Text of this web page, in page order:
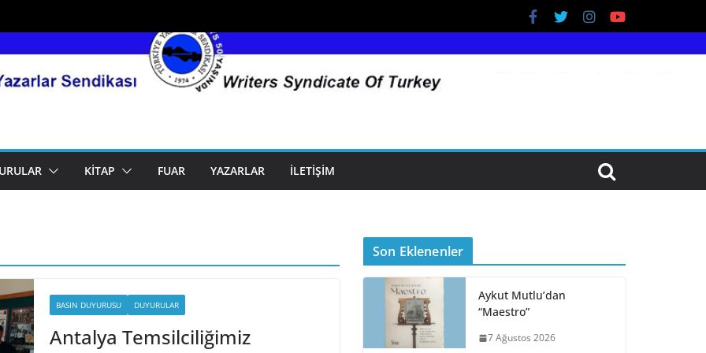
KITAP FUAR YAZARLAR İLETIŞIM
BASIN DUYURUSU DUYURULAR
Antalya Temsilciliğimiz
Son Eklenenler
Aykut Mutlu’dan
“Maestro”
7 Ağustos 2026